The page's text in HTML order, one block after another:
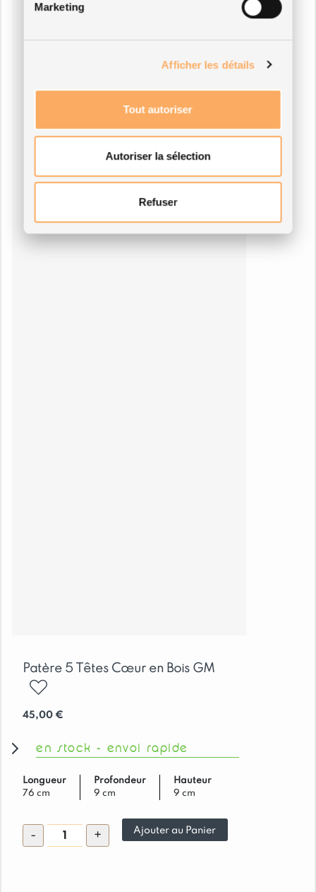
Marketing
Afficher les détails
Tout autoriser
Autoriser la sélection
Refuser
Patère 5 Têtes Cœur en Bois GM
ajouter
45,00 €
en stock - envoi rapide
Longueur
76 cm
Profondeur
9 cm
Hauteur
9 cm
-
quantité
de
+ Ajouter au Panier